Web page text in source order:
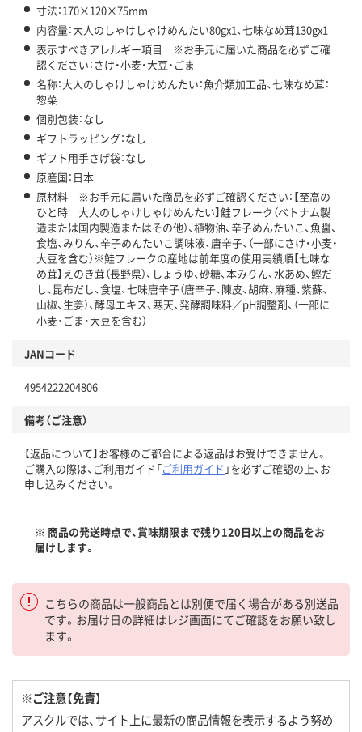
寸法：170×120×75mm
内容量：大人のしゃけしゃけめんたい80gx1、七味なめ茸130gx1
表示すべきアレルギー項目 ※お手元に届いた商品を必ずご確
認ください：さけ・小麦・大豆・ごま
名称：大人のしゃけしゃけめんたい：魚介類加工品、七味なめ茸：
惣菜
個別包装：なし
ギフトラッピング：なし
ギフト用手さげ袋：なし
原産国：日本
原材料 ※お手元に届いた商品を必ずご確認ください：【至高の
ひと時 大人のしゃけしゃけめんたい】鮭フレーク（ベトナム製
造または国内製造またはその他）、植物油、辛子めんたいこ、魚醤、
食塩、みりん、辛子めんたいこ調味液、唐辛子、（一部にさけ・小麦・
大豆を含む）※鮭フレークの産地は前年度の使用実績順【七味な
め茸】えのき茸（長野県）、しょうゆ、砂糖、本みりん、水あめ、鰹だ
し、昆布だし、食塩、七味唐辛子（唐辛子、陳皮、胡麻、麻種、紫蘇、
山椒、生姜）、酵母エキス、寒天、発酵調味料／pH調整剤、（一部に
小麦・ごま・大豆を含む）
JANコード
4954222204806
備考（ご注意）
【返品について】お客様のご都合による返品はお受けできません。
ご購入の際は、ご利用ガイド「ご利用ガイド 」を必ずご確認の上、お
申し込みください。
※ 商品の発送時点で、賞味期限まで残り120日以上の商品をお
届けします。
こちらの商品は一般商品とは別便で届く場合がある別送品
です。お届け日の詳細はレジ画面にてご確認をお願い致し
ます。
※ご注意【免責】
アスクルでは、サイト上に最新の商品情報を表示するよう努め